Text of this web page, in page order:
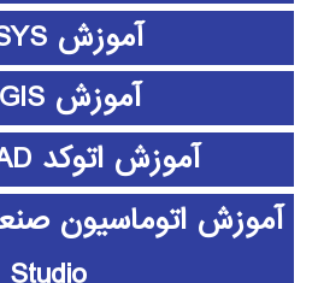
آموزش ANSYS
آموزش ArcGIS
آموزش اتوکد AUTOCAD